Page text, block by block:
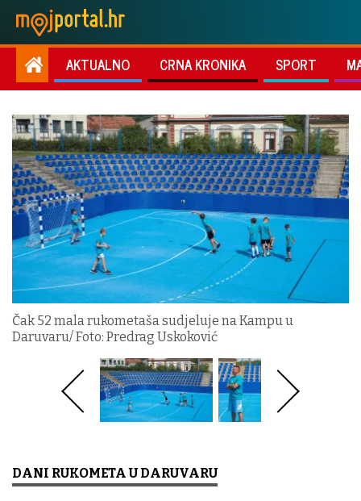
AKTUALNO CRNA KRONIKA SPORT
Čak 52 mala rukometaša sudjeluje na Kampu u
Daruvaru/ Foto: Predrag Uskoković
DANI RUKOMETA U DARUVARU